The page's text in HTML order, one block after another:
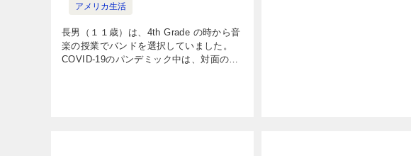
アメリカ生活
長男（１１歳）は、4th Grade の時から音
楽の授業でバンドを選択していました。
COVID-19のパンデミック中は、対面の授